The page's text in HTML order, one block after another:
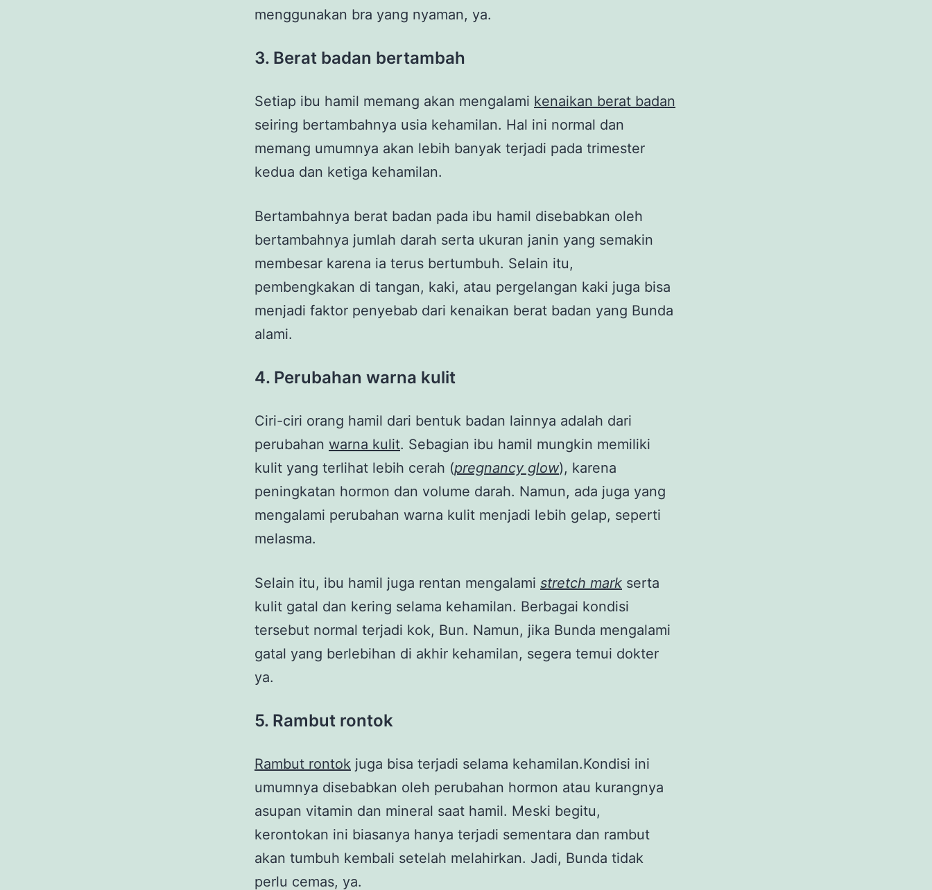
menggunakan bra yang nyaman, ya.
3. Berat badan bertambah
Setiap ibu hamil memang akan mengalami kenaikan berat badan
seiring bertambahnya usia kehamilan. Hal ini normal dan
memang umumnya akan lebih banyak terjadi pada trimester
kedua dan ketiga kehamilan.
Bertambahnya berat badan pada ibu hamil disebabkan oleh
bertambahnya jumlah darah serta ukuran janin yang semakin
membesar karena ia terus bertumbuh. Selain itu,
pembengkakan di tangan, kaki, atau pergelangan kaki juga bisa
menjadi faktor penyebab dari kenaikan berat badan yang Bunda
alami.
4. Perubahan warna kulit
Ciri-ciri orang hamil dari bentuk badan lainnya adalah dari
perubahan warna kulit. Sebagian ibu hamil mungkin memiliki
kulit yang terlihat lebih cerah (pregnancy glow), karena
peningkatan hormon dan volume darah. Namun, ada juga yang
mengalami perubahan warna kulit menjadi lebih gelap, seperti
melasma.
Selain itu, ibu hamil juga rentan mengalami stretch mark serta
kulit gatal dan kering selama kehamilan. Berbagai kondisi
tersebut normal terjadi kok, Bun. Namun, jika Bunda mengalami
gatal yang berlebihan di akhir kehamilan, segera temui dokter
ya.
5. Rambut rontok
Rambut rontok juga bisa terjadi selama kehamilan.Kondisi ini
umumnya disebabkan oleh perubahan hormon atau kurangnya
asupan vitamin dan mineral saat hamil. Meski begitu,
kerontokan ini biasanya hanya terjadi sementara dan rambut
akan tumbuh kembali setelah melahirkan. Jadi, Bunda tidak
perlu cemas, ya.